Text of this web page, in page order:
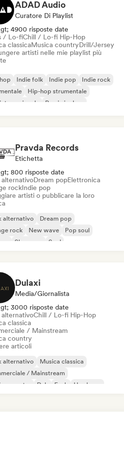
ADAD Audio
Curatore Di Playlist
4900 risposte date
/ Lo-fiChill / Lo-fi Hip-Hop
classicaMusica countryDrill/Jersey
artisti nelle mie playlist più
Indie folk Indie pop
Indie rock
Hip-hop strumentale
Rap in inglese
Pravda Records
Etichetta
800 risposte date
alternativoDream popElettronica
rockIndie pop
artisti o pubblicare la loro
alternativo
Dream pop
rock
New wave
Pop soul
Shoegaze Soul
Dulaxi
Media/Giornalista
3000 risposte date
alternativoChill / Lo-fi Hip-Hop
classica
/ Mainstream
country
articoli
alternativo
Musica classica
/ Mainstream
country
Dub Funk
Hardcore